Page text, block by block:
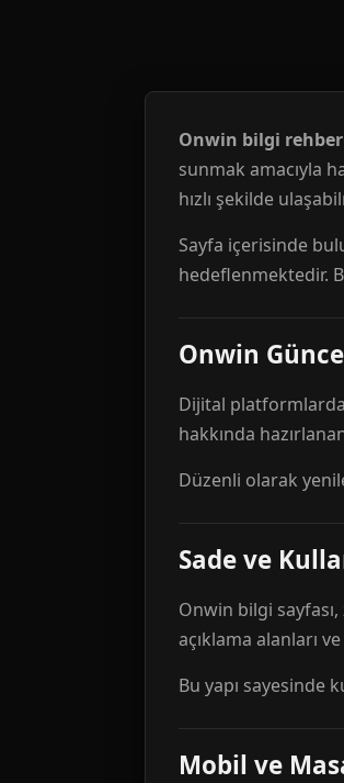
Onwin bilgi
sunmak amacıyla
hızlı şekilde
Sayfa içerisinde
hedeflenmektedir.
Onwin
Dijital
hakkında
Düzenli olarak
Sade ve
Onwin bilgi
açıklama alanları
Bu yapı sayesinde
Mobil ve